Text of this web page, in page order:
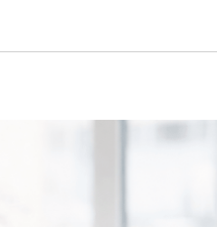
убивает